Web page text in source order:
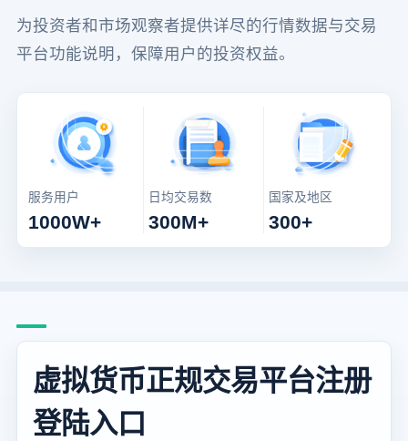
为投资者和市场观察者提供详尽的行情数据与交易
平台功能说明，保障用户的投资权益。
服务用户
1000W+
日均交易数
300M+
国家及地区
300+
虚拟货币正规交易平台注册
登陆入口